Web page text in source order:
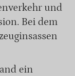
und
Bei dem
ein